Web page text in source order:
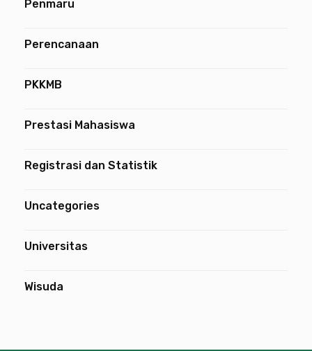
Penmaru
Perencanaan
PKKMB
Prestasi Mahasiswa
Registrasi dan Statistik
Uncategories
Universitas
Wisuda